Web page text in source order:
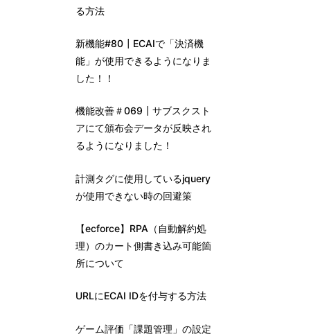
る方法
新機能#80┃ECAIで「決済機
能」が使用できるようになりま
した！！
機能改善＃069┃サブスクスト
アにて頒布会データが反映され
るようになりました！
計測タグに使用しているjquery
が使用できない時の回避策
【ecforce】RPA（自動解約処
理）のカート側書き込み可能箇
所について
URLにECAI IDを付与する方法
ゲーム評価「課題管理」の設定